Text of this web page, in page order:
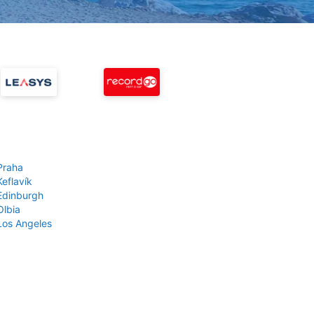
Angeles